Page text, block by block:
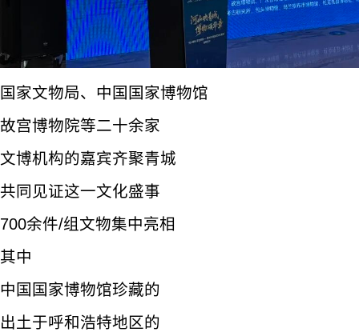
国家文物局、中国国家博物馆
故宫博物院等二十余家
文博机构的嘉宾齐聚青城
共同见证这一文化盛事
700余件/组文物集中亮相
其中
中国国家博物馆珍藏的
出土于呼和浩特地区的